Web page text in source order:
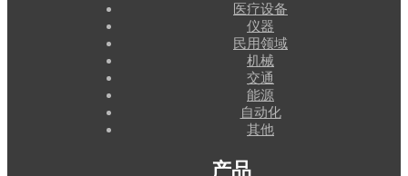
医疗设备
仪器
民用领域
机械
交通
能源
自动化
其他
产品